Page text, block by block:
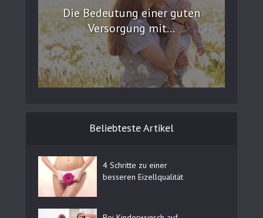
Die Bedeutung einer guten
Versorgung mit...
Beliebteste Artikel
4 Schritte zu einer
besseren Eizellqualität